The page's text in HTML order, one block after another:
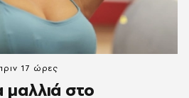
μαλλιά στο
17 ώρες